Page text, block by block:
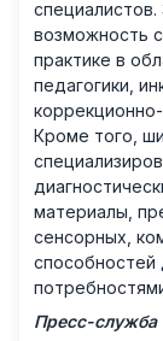
возможность
практике в
педагогики,
Кроме того,
материалы,
сенсорных,
Пресс-служба